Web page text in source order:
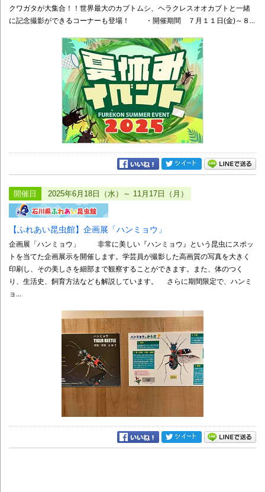
クワガタが大集合！！世界最大のカブトムシ、ヘラクレスオオカブトと一緒
に記念撮影ができるコーナーも登場！ ・開催期間 ７月１１日(金)～８...
開催日 2025年6月18日（水）～ 11月17日（月）
【ふれあい昆虫館】企画展「ハンミョウ」
企画展「ハンミョウ」 非常に美しい『ハンミョウ』という昆虫にスポッ
トを当てた企画展示を開催します。学芸員が撮影した高画質の写真を大きく
印刷し、その美しさを細部まで観察することができます。また、体のつく
り、生活史、飼育方法なども解説しています。 さらに期間限定で、ハンミ
ョ...